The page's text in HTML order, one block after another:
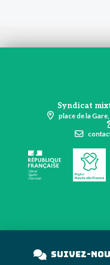
Syndicat
place de la
Suivez-